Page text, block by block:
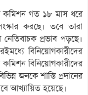
কমিশন গত ১৮ মাস ধরে
করছে। তবে তারা
প্রভাব পড়ছে।
বিনিয়োগকারীদের
কমিশন বিনিয়োগকারীদের
জনকে শাস্তি প্রদানের
আখ্যায়িত হয়েছে।